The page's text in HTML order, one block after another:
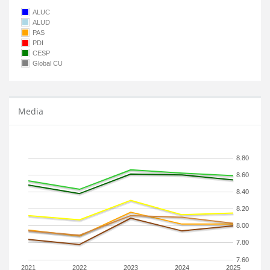
ALUC
ALUD
PAS
PDI
CESP
Global CU
Media
2021 2022 2023 2024 2025
7.60
7.80
8.00
8.20
8.40
8.60
8.80